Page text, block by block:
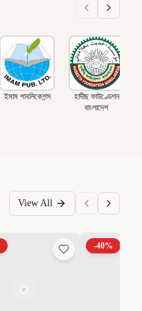
ইমাম পাবলিকেশন্স
হাদীছ ফাউণ্ডেশন
বাংলাদেশ
View All
-40%